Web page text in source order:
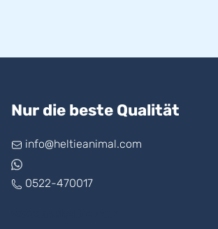
Nur die beste Qualität
info@heltieanimal.com
0522-470017